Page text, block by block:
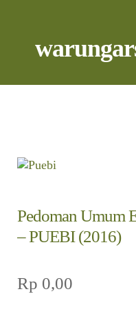
to
to
Beranda
Kliping
Suara
Pedoman Umum
– PUEBI (2016)
Rp 0,00